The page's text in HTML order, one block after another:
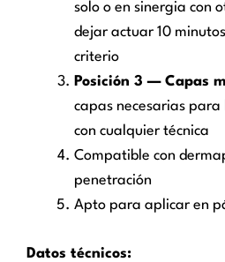
solo o en sinergia con
dejar actuar 10
criterio
Posición 3 — Capas
capas necesarias
con cualquier técnica
Compatible con
penetración
Apto para aplicar en
Datos técnicos: